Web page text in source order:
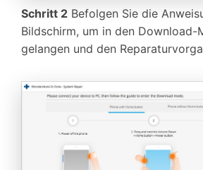
Schritt 2 Befolgen Sie die
Bildschirm, um in den Download-
gelangen und den